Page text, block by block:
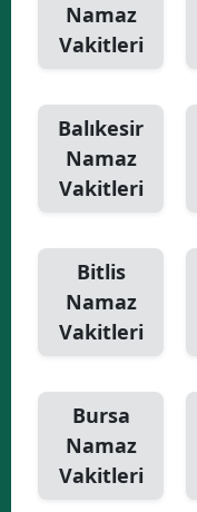
Namaz
Vakitleri
Balıkesir
Namaz
Vakitleri
Bitlis
Namaz
Vakitleri
Bursa
Namaz
Vakitleri